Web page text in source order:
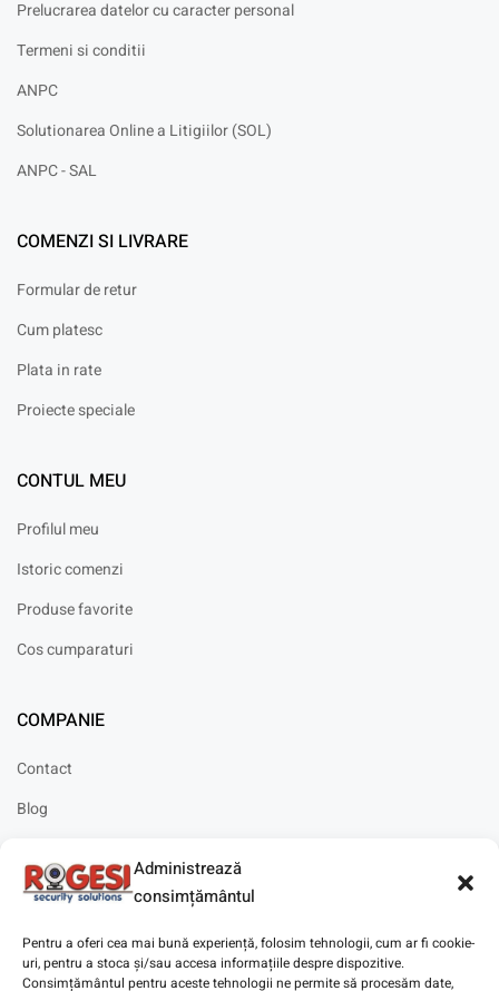
Administrează
consimțământul
Pentru a oferi cea mai bună experiență, folosim tehnologii, cum ar fi cookie-
uri, pentru a stoca și/sau accesa informațiile despre dispozitive.
Consimțământul pentru aceste tehnologii ne permite să procesăm date,
Prelucrarea datelor cu caracter personal
Termeni si conditii
ANPC
Solutionarea Online a Litigiilor (SOL)
ANPC - SAL
COMENZI SI LIVRARE
Formular de retur
Cum platesc
Plata in rate
Proiecte speciale
CONTUL MEU
Profilul meu
Istoric comenzi
Produse favorite
Cos cumparaturi
COMPANIE
Contact
Blog
Solicitare instalare